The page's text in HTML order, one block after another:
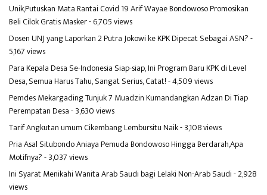
Unik,Putuskan Mata Rantai Covid 19 Arif Wayae Bondowoso Promosikan
Beli Cilok Gratis Masker- 6,705 views
Dosen UNJ yang Laporkan 2 Putra Jokowi ke KPK Dipecat Sebagai ASN?-
5,167 views
Para Kepala Desa Se-Indonesia Siap-siap, Ini Program Baru KPK di Level
Desa, Semua Harus Tahu, Sangat Serius, Catat!- 4,509 views
Pemdes Mekargading Tunjuk 7 Muadzin Kumandangkan Adzan Di Tiap
Perempatan Desa- 3,630 views
Tarif Angkutan umum Cikembang Lembursitu Naik- 3,108 views
Pria Asal Situbondo Aniaya Pemuda Bondowoso Hingga Berdarah,Apa
Motifnya?- 3,037 views
Ini Syarat Menikahi Wanita Arab Saudi bagi Lelaki Non-Arab Saudi- 2,928
views